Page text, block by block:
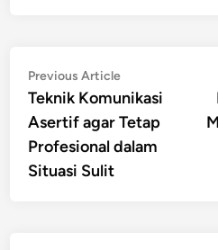
Post
navigation
Previous ArticlePrevious
article:
Teknik Komunikasi
Asertif agar Tetap
Profesional dalam
Situasi Sulit